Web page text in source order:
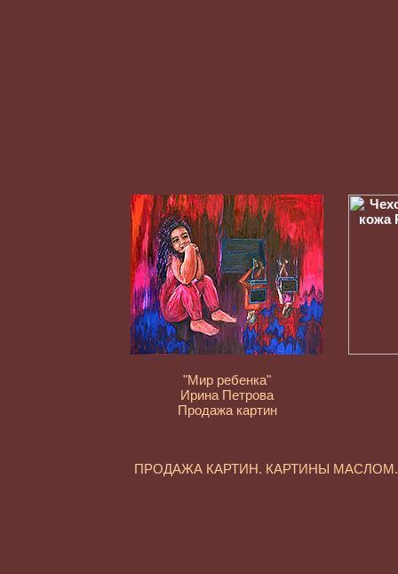
"Мир ребенка"
Ирина Петрова
Продажа картин
ПРОДАЖА КАРТИН. КАРТИНЫ